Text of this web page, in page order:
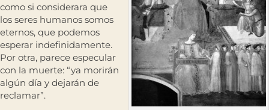
como si considerara que
los seres humanos somos
eternos, que podemos
esperar indefinidamente.
Por otra, parece especular
con la muerte: “ya morirán
algún día y dejarán de
reclamar”.